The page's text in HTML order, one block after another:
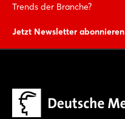
Trends der Branche?
Jetzt Newsletter abonnieren